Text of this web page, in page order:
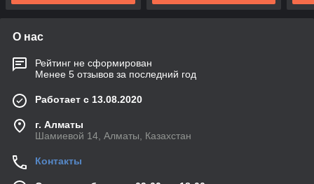
О нас
Рейтинг не сформирован
Менее 5 отзывов за последний год
Работает с 13.08.2020
г. Алматы
Шамиевой 14, Алматы, Казахстан
Контакты